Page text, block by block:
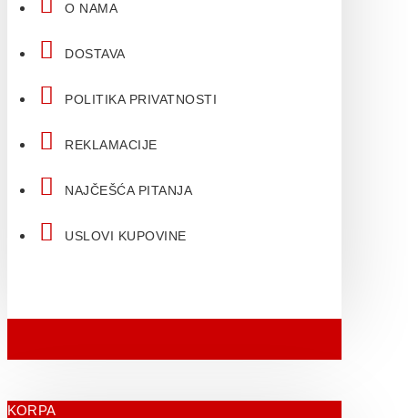
O NAMA
DOSTAVA
POLITIKA PRIVATNOSTI
REKLAMACIJE
NAJČEŠĆA PITANJA
USLOVI KUPOVINE
KORPA